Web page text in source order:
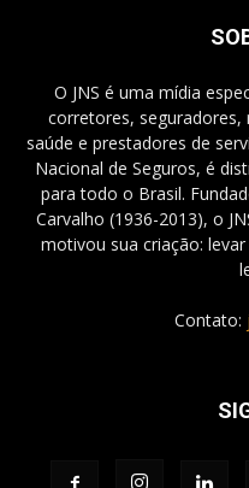
O JNS é uma mídia
corretores, seguradores,
saúde e prestadores de
Nacional de Seguros, é
para todo o Brasil.
Carvalho (1936-2013), o
motivou sua criação:
Contato: